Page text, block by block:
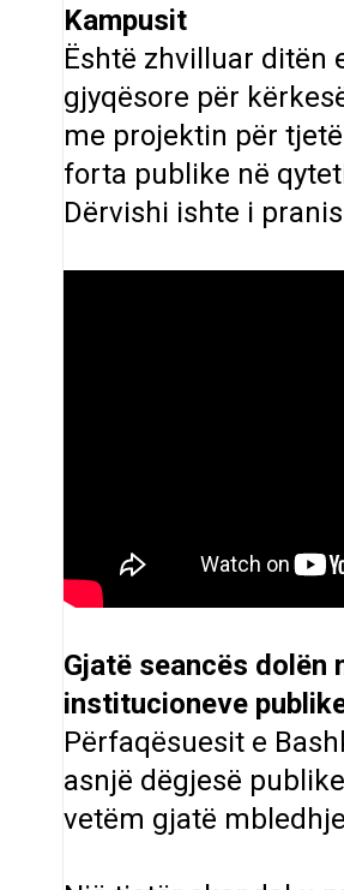
Kampusit
Është zhvilluar ditën
gjyqësore për
me projektin për
forta publike në
Dërvishi ishte i
Gjatë seancës dolën
institucioneve
Përfaqësuesit e
asnjë dëgjesë
vetëm gjatë